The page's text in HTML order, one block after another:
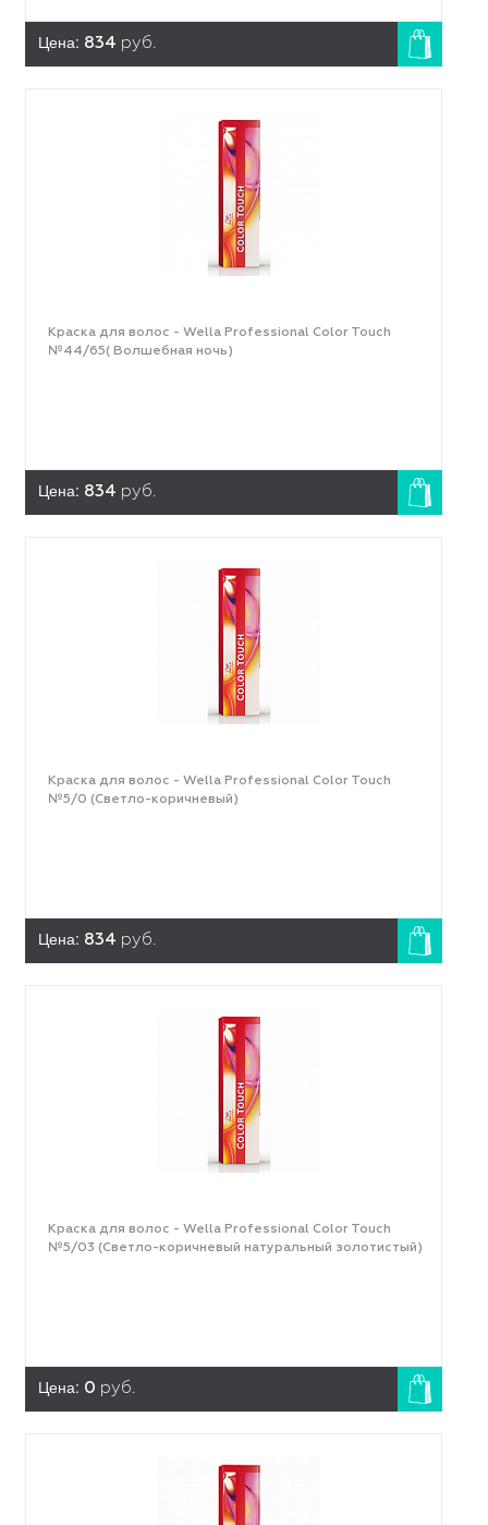
Цена: 834 руб.
Краска для волос - Wella Professional Color Touch
№44/65( Волшебная ночь)
Цена: 834 руб.
Краска для волос - Wella Professional Color Touch
№5/0 (Светло-коричневый)
Цена: 834 руб.
Краска для волос - Wella Professional Color Touch
№5/03 (Светло-коричневый натуральный золотистый)
Цена: 0 руб.